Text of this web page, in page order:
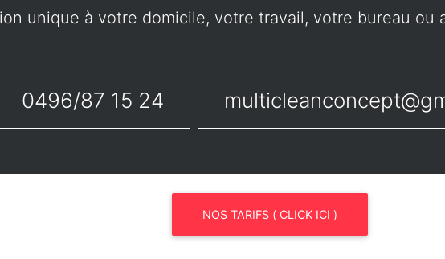
unique à votre domicile, votre travail, votre bureau ou
0496/87 15 24
NOS TARIFS ( CLICK ICI )